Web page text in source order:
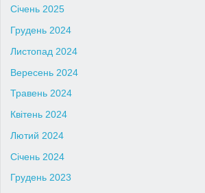
Січень 2025
Грудень 2024
Листопад 2024
Вересень 2024
Травень 2024
Квітень 2024
Лютий 2024
Січень 2024
Грудень 2023